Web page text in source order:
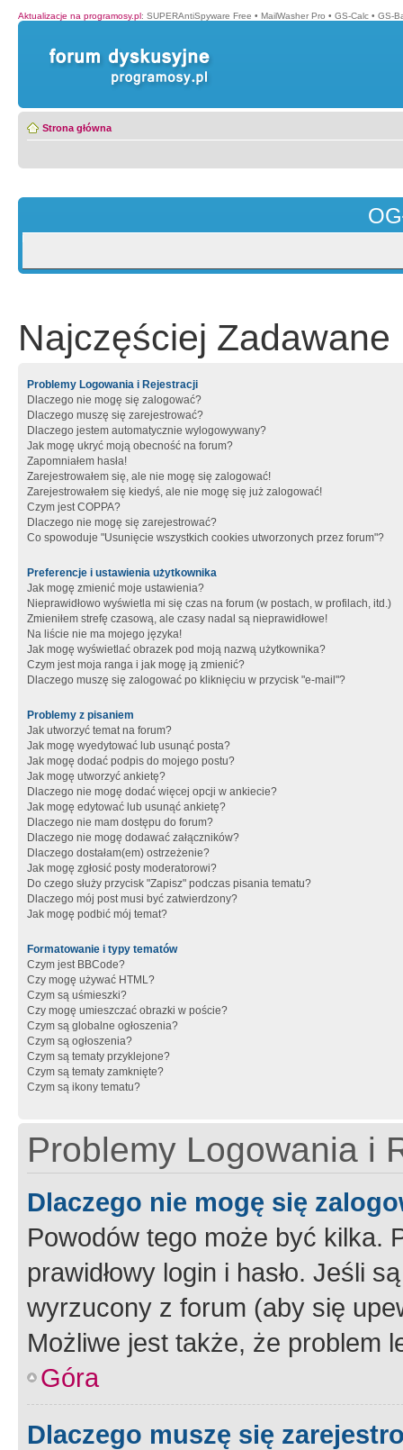
Aktualizacje na programosy.pl: SUPERAntiSpyware Free • MailWasher Pro • GS-Calc • GS-
Strona główna
Najczęściej Zadawane
Problemy Logowania i Rejestracji
Dlaczego nie mogę się zalogować?
Dlaczego muszę się zarejestrować?
Dlaczego jestem automatycznie wylogowywany?
Jak mogę ukryć moją obecność na forum?
Zapomniałem hasła!
Zarejestrowałem się, ale nie mogę się zalogować!
Zarejestrowałem się kiedyś, ale nie mogę się już zalogować!
Czym jest COPPA?
Dlaczego nie mogę się zarejestrować?
Co spowoduje "Usunięcie wszystkich cookies utworzonych przez forum"?
Preferencje i ustawienia użytkownika
Jak mogę zmienić moje ustawienia?
Nieprawidłowo wyświetla mi się czas na forum (w postach, w profilach, itd.)
Zmieniłem strefę czasową, ale czasy nadal są nieprawidłowe!
Na liście nie ma mojego języka!
Jak mogę wyświetlać obrazek pod moją nazwą użytkownika?
Czym jest moja ranga i jak mogę ją zmienić?
Dlaczego muszę się zalogować po kliknięciu w przycisk "e-mail"?
Problemy z pisaniem
Jak utworzyć temat na forum?
Jak mogę wyedytować lub usunąć posta?
Jak mogę dodać podpis do mojego postu?
Jak mogę utworzyć ankietę?
Dlaczego nie mogę dodać więcej opcji w ankiecie?
Jak mogę edytować lub usunąć ankietę?
Dlaczego nie mam dostępu do forum?
Dlaczego nie mogę dodawać załączników?
Dlaczego dostałam(em) ostrzeżenie?
Jak mogę zgłosić posty moderatorowi?
Do czego służy przycisk "Zapisz" podczas pisania tematu?
Dlaczego mój post musi być zatwierdzony?
Jak mogę podbić mój temat?
Formatowanie i typy tematów
Czym jest BBCode?
Czy mogę używać HTML?
Czym są uśmieszki?
Czy mogę umieszczać obrazki w poście?
Czym są globalne ogłoszenia?
Czym są ogłoszenia?
Czym są tematy przyklejone?
Czym są tematy zamknięte?
Czym są ikony tematu?
Problemy Logowania i
Dlaczego nie mogę się
Powodów tego może być kilka.
prawidłowy login i hasło. Jeśli
wyrzucony z forum (aby się
Możliwe jest także, że problem
Góra
Dlaczego muszę się